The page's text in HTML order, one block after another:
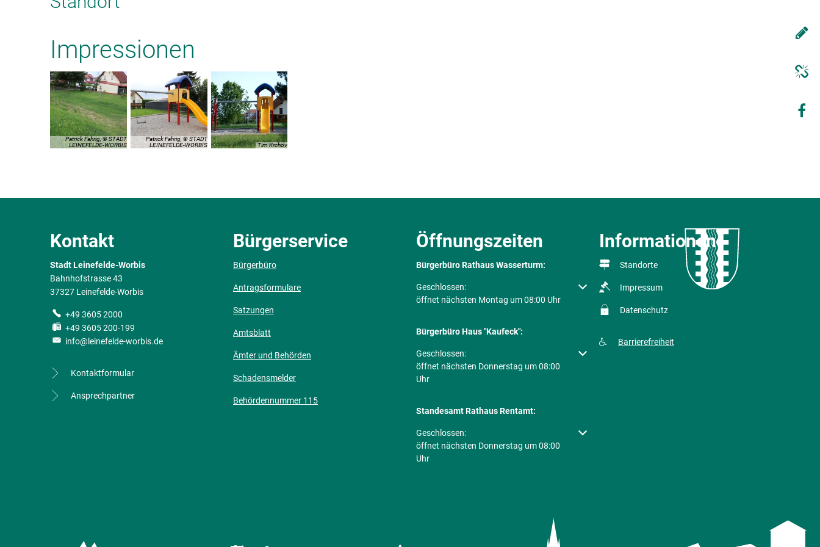
Impressionen
Patrick Fahrig, © STADT
LEINEFELDE-WORBIS
Patrick Fahrig, © STADT
LEINEFELDE-WORBIS
Tim Krchov
Kontakt
Stadt Leinefelde-Worbis
Bahnhofstrasse 43
37327 Leinefelde-Worbis
+49 3605 2000
+49 3605 200-199
info@leinefelde-worbis.de
Kontaktformular
Ansprechpartner
Bürgerservice
Bürgerbüro
Antragsformulare
Satzungen
Amtsblatt
Ämter und Behörden
Schadensmelder
Behördennummer 115
Öffnungszeiten
Bürgerbüro Rathaus Wasserturm:
Klicken, um weitere Öffnungs- oder Schließzeiten auszublenden
Geschlossen:
öffnet nächsten Montag um 08:00 Uhr
Bürgerbüro Haus "Kaufeck":
Klicken, um weitere Öffnungs- oder Schließzeiten auszublenden
Geschlossen:
öffnet nächsten Donnerstag um 08:00
Uhr
Standesamt Rathaus Rentamt:
Klicken, um weitere Öffnungs- oder Schließzeiten auszublenden
Geschlossen:
öffnet nächsten Donnerstag um 08:00
Uhr
Informationen
Standorte
Impressum
Datenschutz
Barrierefreiheit